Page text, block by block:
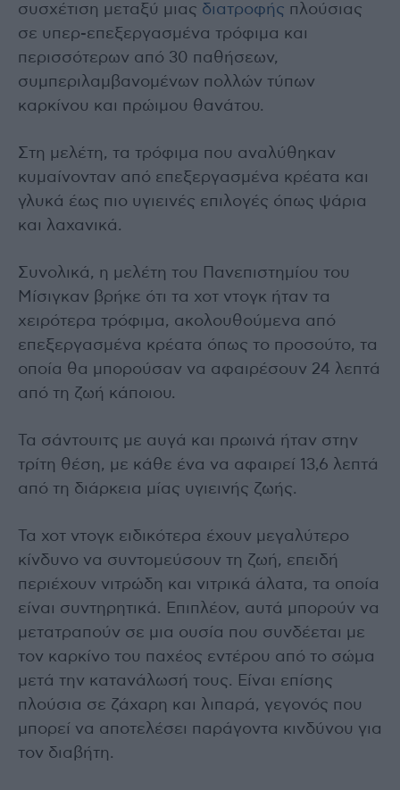
συσχέτιση μεταξύ μιας διατροφής πλούσιας
σε υπερ-επεξεργασμένα τρόφιμα και
περισσότερων από 30 παθήσεων,
συμπεριλαμβανομένων πολλών τύπων
καρκίνου και πρώιμου θανάτου.
Στη μελέτη, τα τρόφιμα που αναλύθηκαν
κυμαίνονταν από επεξεργασμένα κρέατα και
γλυκά έως πιο υγιεινές επιλογές όπως ψάρια
και λαχανικά.
Συνολικά, η μελέτη του Πανεπιστημίου του
Μίσιγκαν βρήκε ότι τα χοτ ντογκ ήταν τα
χειρότερα τρόφιμα, ακολουθούμενα από
επεξεργασμένα κρέατα όπως το προσούτο, τα
οποία θα μπορούσαν να αφαιρέσουν 24 λεπτά
από τη ζωή κάποιου.
Τα σάντουιτς με αυγά και πρωινά ήταν στην
τρίτη θέση, με κάθε ένα να αφαιρεί 13,6 λεπτά
από τη διάρκεια μίας υγιεινής ζωής.
Τα χοτ ντογκ ειδικότερα έχουν μεγαλύτερο
κίνδυνο να συντομεύσουν τη ζωή, επειδή
περιέχουν νιτρώδη και νιτρικά άλατα, τα οποία
είναι συντηρητικά. Επιπλέον, αυτά μπορούν να
μετατραπούν σε μια ουσία που συνδέεται με
τον καρκίνο του παχέος εντέρου από το σώμα
μετά την κατανάλωσή τους. Είναι επίσης
πλούσια σε ζάχαρη και λιπαρά, γεγονός που
μπορεί να αποτελέσει παράγοντα κινδύνου για
τον διαβήτη.